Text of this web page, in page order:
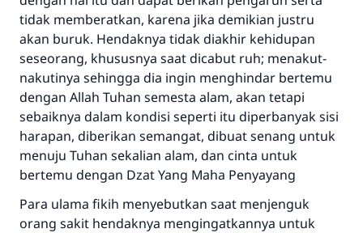
tidak memberatkan, karena jika demikian justru
akan buruk. Hendaknya tidak diakhir kehidupan
seseorang, khususnya saat dicabut ruh; menakut-
nakutinya sehingga dia ingin menghindar bertemu
dengan Allah Tuhan semesta alam, akan tetapi
sebaiknya dalam kondisi seperti itu diperbanyak sisi
harapan, diberikan semangat, dibuat senang untuk
menuju Tuhan sekalian alam, dan cinta untuk
bertemu dengan Dzat Yang Maha Penyayang
Para ulama fikih menyebutkan saat menjenguk
orang sakit hendaknya mengingatkannya untuk
Jawaban no. 110845
menyelamatkan pernikahan.